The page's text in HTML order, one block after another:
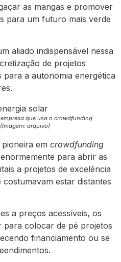
as mangas e promover
para um futuro mais verde
aliado indispensável nessa
de projetos
a autonomia energética
que usa o crowdfunding
arquivo)
em crowdfunding
para abrir as
a projetos de excelência
estar distantes
a preços acessíveis, os
para colocar de pé projetos
financiamento ou se